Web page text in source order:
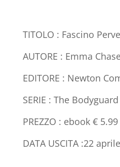
TITOLO : Fascino
AUTORE : Emma
EDITORE : Newton
SERIE : The
PREZZO : ebook €
DATA USCITA :22